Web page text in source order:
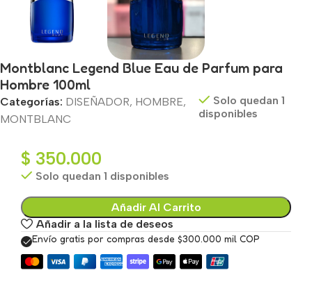
Montblanc Legend Blue Eau de Parfum para
Hombre 100ml
Categorías: DISEÑADOR, HOMBRE,
MONTBLANC
Solo quedan 1
disponibles
$ 350.000
Solo quedan 1 disponibles
Añadir Al Carrito
Añadir a la lista de deseos
Envío gratis por compras desde $300.000 mil COP